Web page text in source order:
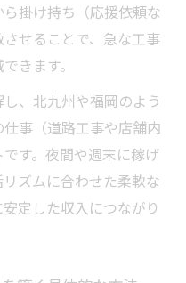
掛け持ち（応援依頼な
せることで、急な工事
きます。
、北九州や福岡のよう
事（道路工事や店舗内
す。夜間や週末に稼げ
ズムに合わせた柔軟な
定した収入につながり